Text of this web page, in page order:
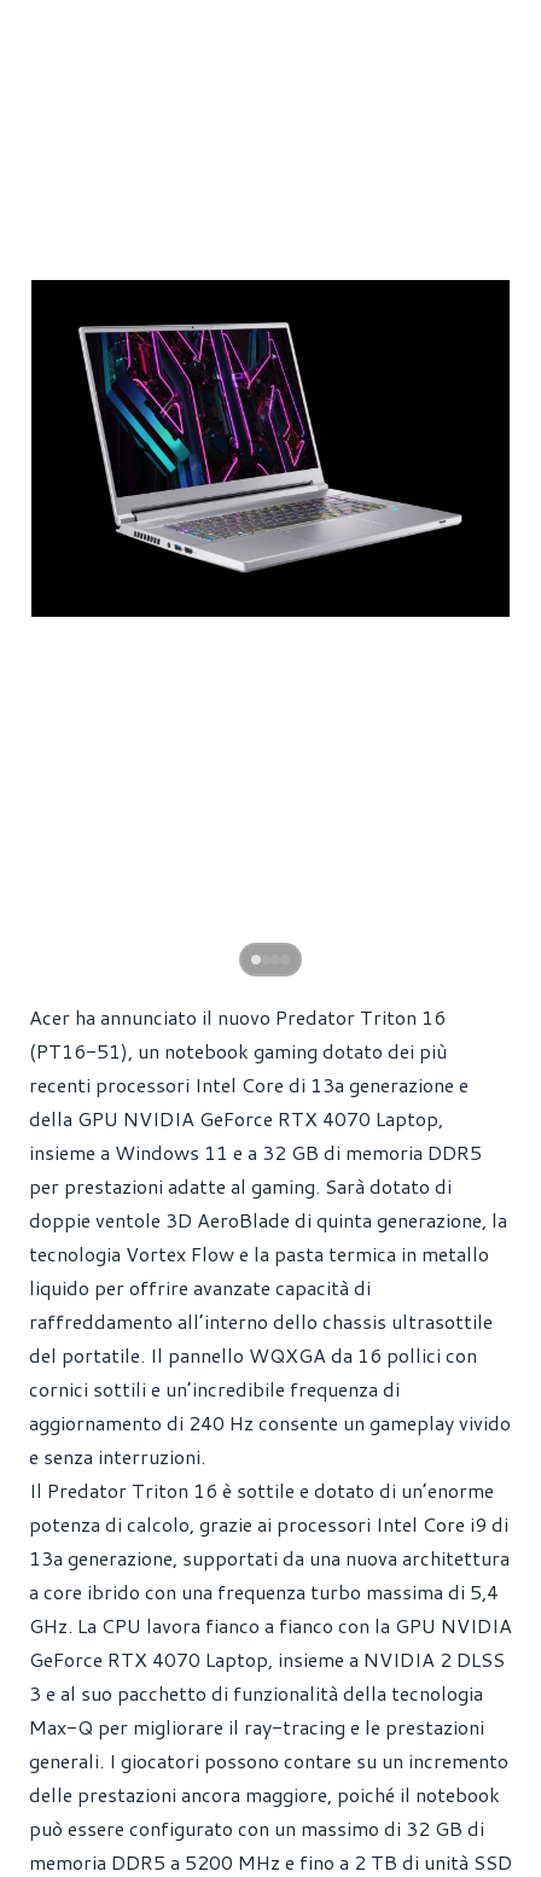
Acer ha annunciato il nuovo Predator Triton 16
(PT16-51), un notebook gaming dotato dei più
recenti processori Intel Core di 13a generazione e
della GPU NVIDIA GeForce RTX 4070 Laptop,
insieme a Windows 11 e a 32 GB di memoria DDR5
per prestazioni adatte al gaming. Sarà dotato di
doppie ventole 3D AeroBlade di quinta generazione, la
tecnologia Vortex Flow e la pasta termica in metallo
liquido per offrire avanzate capacità di
raffreddamento all’interno dello chassis ultrasottile
del portatile. Il pannello WQXGA da 16 pollici con
cornici sottili e un’incredibile frequenza di
aggiornamento di 240 Hz consente un gameplay vivido
e senza interruzioni.
Il Predator Triton 16 è sottile e dotato di un’enorme
potenza di calcolo, grazie ai processori Intel Core i9 di
13a generazione, supportati da una nuova architettura
a core ibrido con una frequenza turbo massima di 5,4
GHz. La CPU lavora fianco a fianco con la GPU NVIDIA
GeForce RTX 4070 Laptop, insieme a NVIDIA 2 DLSS
3 e al suo pacchetto di funzionalità della tecnologia
Max-Q per migliorare il ray-tracing e le prestazioni
generali. I giocatori possono contare su un incremento
delle prestazioni ancora maggiore, poiché il notebook
può essere configurato con un massimo di 32 GB di
memoria DDR5 a 5200 MHz e fino a 2 TB di unità SSD